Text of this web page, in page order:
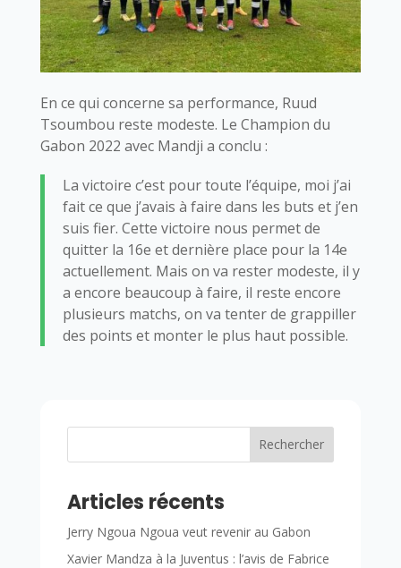
En ce qui concerne sa performance, Ruud
Tsoumbou reste modeste. Le Champion du
Gabon 2022 avec Mandji a conclu :
La victoire c’est pour toute l’équipe, moi j’ai
fait ce que j’avais à faire dans les buts et j’en
suis fier. Cette victoire nous permet de
quitter la 16e et dernière place pour la 14e
actuellement. Mais on va rester modeste, il y
a encore beaucoup à faire, il reste encore
plusieurs matchs, on va tenter de grappiller
des points et monter le plus haut possible.
Rechercher
Articles récents
Jerry Ngoua Ngoua veut revenir au Gabon
Xavier Mandza à la Juventus : l’avis de Fabrice